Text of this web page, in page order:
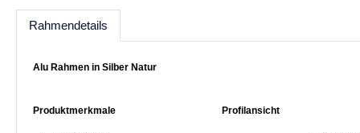
Rahmendetails
Alu Rahmen in Silber Natur
Produktmerkmale Profilansicht